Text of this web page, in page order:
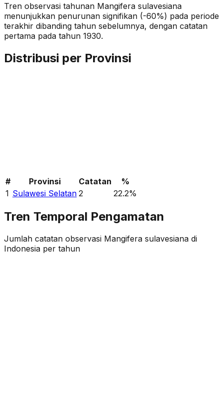
Tren observasi tahunan Mangifera sulavesiana
menunjukkan penurunan signifikan (-60%) pada periode
terakhir dibanding tahun sebelumnya, dengan catatan
pertama pada tahun 1930.
Distribusi per Provinsi
# Provinsi Catatan
%
1 Sulawesi Selatan 2 22.2%
Tren Temporal Pengamatan
Jumlah catatan observasi Mangifera sulavesiana di
Indonesia per tahun